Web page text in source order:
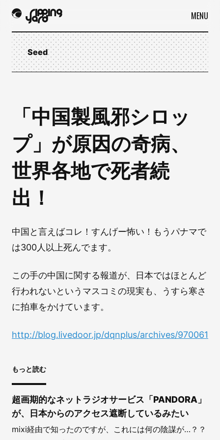
MENU
Seed
「中国製風邪シロッ
プ」が原因の奇病、
世界各地で死者続
出！
中国と言えばコレ！すんげー怖い！もうパナマで
は300人以上死んでます。
この手の中国に関する報道が、日本ではほとんど
行われないというマスコミの現実も、うすら寒さ
に拍車をかけています。
http://blog.livedoor.jp/dqnplus/archives/
もっと読む
超画期的なネットラジオサービス「PANDORA」
が、日本からのアクセス遮断しているみたい
mixi経由で知ったのですが、これには何の陰謀が…？？